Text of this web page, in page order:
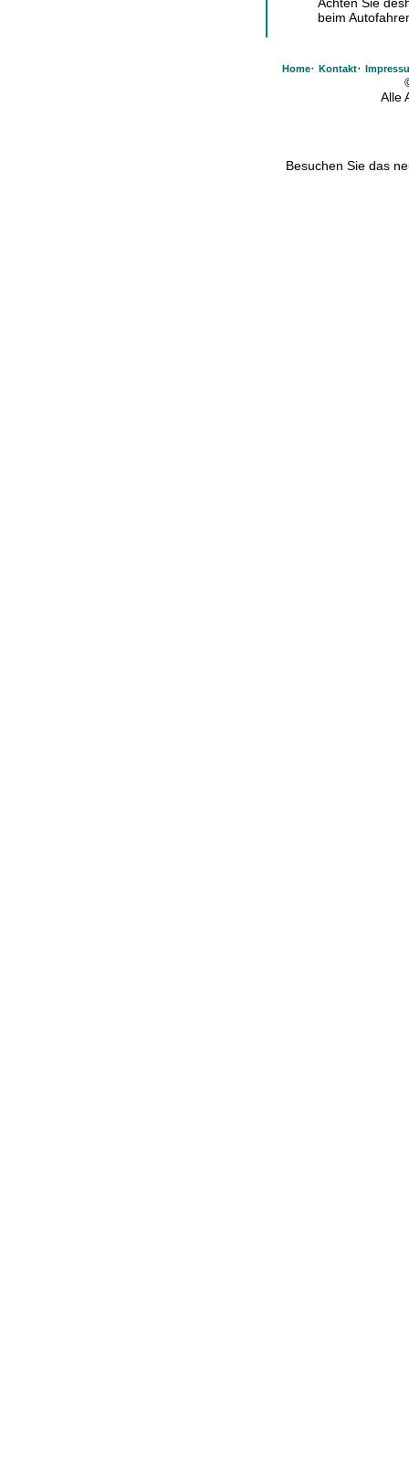
Achten Sie
beim
Home· Kontakt·
Alle
Besuchen Sie das